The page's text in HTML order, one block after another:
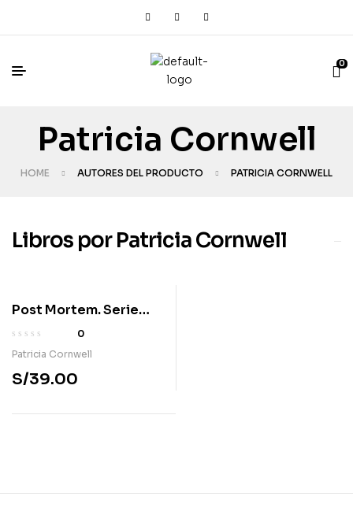
0
Patricia Cornwell
HOME AUTORES DEL PRODUCTO PATRICIA CORNWELL
Libros por Patricia Cornwell
Post Mortem. Serie
Kay Scarpetta 1
0
Patricia Cornwell
S/39.00